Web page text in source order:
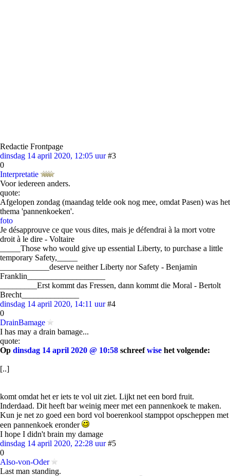
Redactie Frontpage
dinsdag 14 april 2020, 12:05 uur #3
0
Interpretatie
Voor iedereen anders.
quote:
Afgelopen zondag (maandag telde ook nog mee, omdat Pasen) was het
thema 'pannenkoeken'.
foto
Je désapprouve ce que vous dites, mais je défendrai à la mort votre
droit à le dire - Voltaire
_____Those who would give up essential Liberty, to purchase a little
temporary Safety,_____
____________deserve neither Liberty nor Safety - Benjamin
Franklin___________________
_________Erst kommt das Fressen, dann kommt die Moral - Bertolt
Brecht______________
dinsdag 14 april 2020, 14:11 uur #4
0
DrainBamage
I has may a drain bamage...
quote:
Op dinsdag 14 april 2020 @ 10:58 schreefwise het volgende:
[..]
komt omdat het er iets te vol uit ziet. Lijkt net een bord fruit.
Inderdaad. Dit heeft bar weinig meer met een pannenkoek te maken.
Kun je net zo goed een bord vol boerenkool stamppot opscheppen met
een pannenkoek eronder
I hope I didn't brain my damage
dinsdag 14 april 2020, 22:28 uur #5
0
Also-von-Oder
Last man standing.